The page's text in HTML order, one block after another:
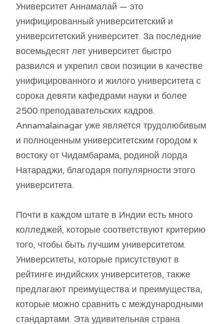
Университет Аннамалай — это
унифицированный университетский и
университетский университет. За последние
восемьдесят лет университет быстро
развился и укрепил свои позиции в качестве
унифицированного и жилого университета с
сорока девяти кафедрами науки и более
2500 преподавательских кадров.
Annamalainagar уже является трудолюбивым
и полноценным университетским городом к
востоку от Чидамбарама, родиной лорда
Натараджи, благодаря популярности этого
университета.
Почти в каждом штате в Индии есть много
колледжей, которые соответствуют критерию
того, чтобы быть лучшим университетом.
Университеты, которые присутствуют в
рейтинге индийских университетов, также
предлагают преимущества и преимущества,
которые можно сравнить с международными
стандартами. Эта удивительная страна